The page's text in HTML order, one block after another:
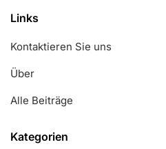
Links
Kontaktieren Sie uns
Über
Alle Beiträge
Kategorien